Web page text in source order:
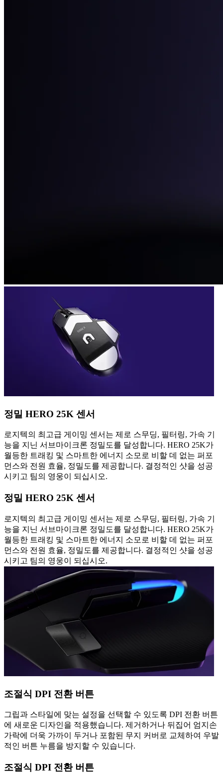
정밀 HERO 25K 센서
로지텍의 최고급 게이밍 센서는 제로 스무딩, 필터링, 가속 기
능을 지닌 서브마이크론 정밀도를 달성합니다. HERO 25K가
월등한 트래킹 및 스마트한 에너지 소모로 비할 데 없는 퍼포
먼스와 전원 효율, 정밀도를 제공합니다. 결정적인 샷을 성공
시키고 팀의 영웅이 되십시오.
정밀 HERO 25K 센서
로지텍의 최고급 게이밍 센서는 제로 스무딩, 필터링, 가속 기
능을 지닌 서브마이크론 정밀도를 달성합니다. HERO 25K가
월등한 트래킹 및 스마트한 에너지 소모로 비할 데 없는 퍼포
먼스와 전원 효율, 정밀도를 제공합니다. 결정적인 샷을 성공
시키고 팀의 영웅이 되십시오.
조절식 DPI 전환 버튼
그립과 스타일에 맞는 설정을 선택할 수 있도록 DPI 전환 버튼
에 새로운 디자인을 적용했습니다. 제거하거나 뒤집어 엄지손
가락에 더욱 가까이 두거나 포함된 무지 커버로 교체하여 우발
적인 버튼 누름을 방지할 수 있습니다.
조절식 DPI 전환 버튼